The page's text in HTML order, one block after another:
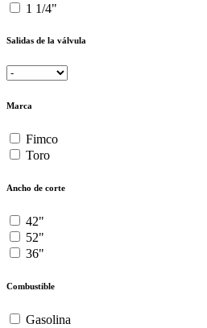
1 1/4"
Salidas de la válvula
Marca
Fimco
Toro
Ancho de corte
42"
52"
36"
Combustible
Gasolina